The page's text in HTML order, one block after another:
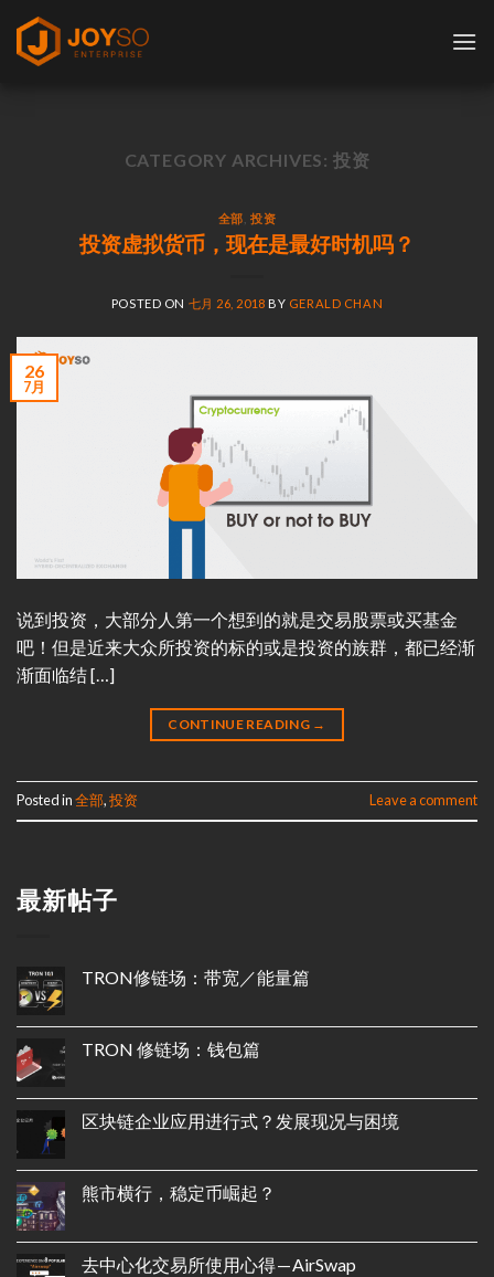
Skip
content
CATEGORY ARCHIVES: 投资
全部 ,投资
投资虚拟货币，现在是最好时机吗？
POSTED ON 七月 26, 2018 BY GERALD CHAN
26
7月
说到投资，大部分人第一个想到的就是交易股票或买基金
吧！但是近来大众所投资的标的或是投资的族群，都已经渐
渐面临结 […]
CONTINUE READING →
Posted in全部,投资 Leave a comment
最新帖子
TRON修链场：带宽／能量篇
TRON 修链场：钱包篇
区块链企业应用进行式？发展现况与困境
熊市横行，稳定币崛起？
去中心化交易所使用心得 — AirSwap